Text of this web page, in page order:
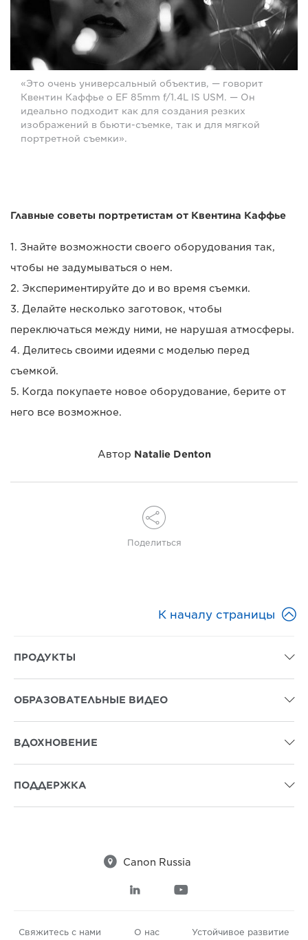
«Это очень универсальный объектив, — говорит
Квентин Каффье о EF 85mm f/1.4L IS USM. — Он
идеально подходит как для создания резких
изображений в бьюти-съемке, так и для мягкой
портретной съемки».
Главные советы портретистам от Квентина Каффье
1. Знайте возможности своего оборудования так,
чтобы не задумываться о нем.
2. Экспериментируйте до и во время съемки.
3. Делайте несколько заготовок, чтобы
переключаться между ними, не нарушая атмосферы.
4. Делитесь своими идеями с моделью перед
съемкой.
5. Когда покупаете новое оборудование, берите от
него все возможное.
Автор Natalie Denton
Поделиться
К началу страницы 
ПРОДУКТЫ 
ОБРАЗОВАТЕЛЬНЫЕ ВИДЕО 
ВДОХНОВЕНИЕ 
ПОДДЕРЖКА 
 Canon Russia
 
Свяжитесь с нами О нас Устойчивое развитие